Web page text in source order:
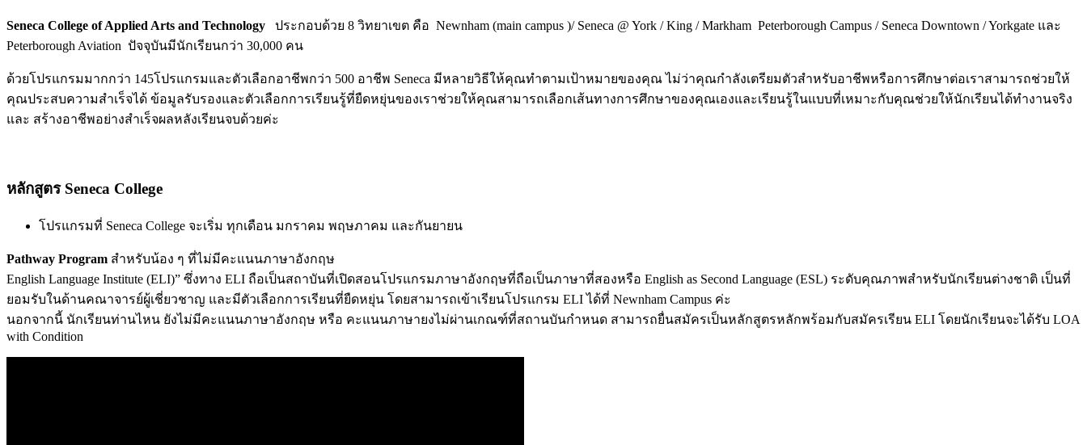
Seneca College of Applied Arts and Technology
ประกอบด้วย 8 วิทยาเขต คือ Newnham (main campus )/ Seneca @ York / King / Markham Peterborough Campus / Seneca Downtown / Yorkgate และ
Peterborough Aviation ปัจจุบันมีนักเรียนกว่า 30,000 คน
ด้วยโปรแกรมมากกว่า 145โปรแกรมและตัวเลือกอาชีพกว่า 500 อาชีพ Seneca มีหลายวิธีให้คุณทำตามเป้าหมายของคุณ ไม่ว่าคุณกำลังเตรียมตัวสำหรับอาชีพหรือการศึกษาต่อเราสามารถช่วยให้
คุณประสบความสำเร็จได้ ข้อมูลรับรองและตัวเลือกการเรียนรู้ที่ยืดหยุ่นของเราช่วยให้คุณสามารถเลือกเส้นทางการศึกษาของคุณเองและเรียนรู้ในแบบที่เหมาะกับคุณช่วยให้นักเรียนได้ทำงานจริง
และ สร้างอาชีพอย่างสำเร็จผลหลังเรียนจบด้วยค่ะ
หลักสูตร Seneca College
โปรแกรมที่ Seneca College จะเริ่ม ทุกเดือน มกราคม พฤษภาคม และกันยายน
Pathway Program สำหรับน้อง ๆ ที่ไม่มีคะแนนภาษาอังกฤษ
English Language Institute (ELI)” ซึ่งทาง ELI ถือเป็นสถาบันที่เปิดสอนโปรแกรมภาษาอังกฤษที่ถือเป็นภาษาที่สองหรือ English as Second Language (ESL) ระดับคุณภาพสำหรับนักเรียนต่างชาติ เป็นที่
ยอมรับในด้านคณาจารย์ผู้เชี่ยวชาญ และมีตัวเลือกการเรียนที่ยืดหยุ่น โดยสามารถเข้าเรียนโปรแกรม ELI ได้ที่ Newnham Campus ค่ะ
นอกจากนี้ นักเรียนท่านไหน ยังไม่มีคะแนนภาษาอังกฤษ หรือ คะแนนภาษายงไม่ผ่านเกณฑ์ที่สถานบันกำหนด สามารถยื่นสมัครเป็นหลักสูตรหลักพร้อมกับสมัครเรียน ELI โดยนักเรียนจะได้รับ LOA
with Condition